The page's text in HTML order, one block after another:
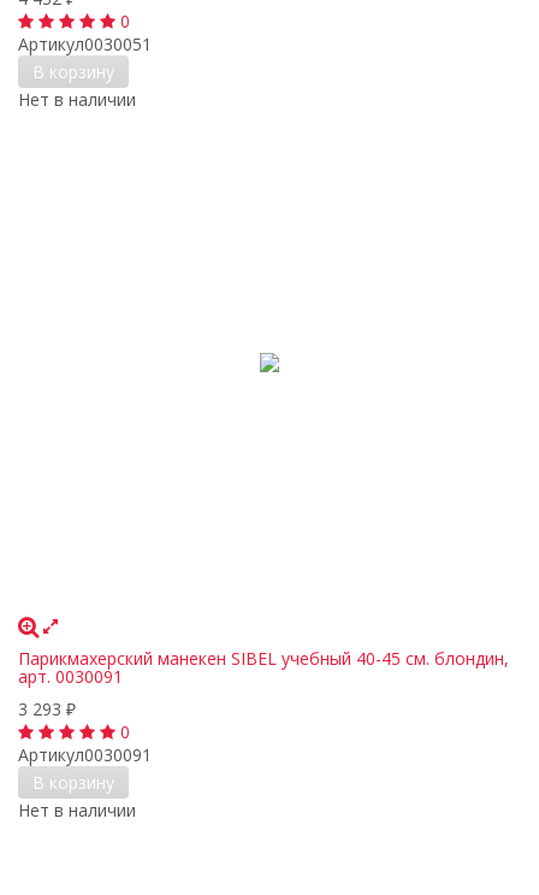
0
Артикул0030051
В корзину
Нет в наличии
Парикмахерский манекен SIBEL учебный 40-45 см. блондин,
арт. 0030091
3 293 ₽
0
Артикул0030091
В корзину
Нет в наличии